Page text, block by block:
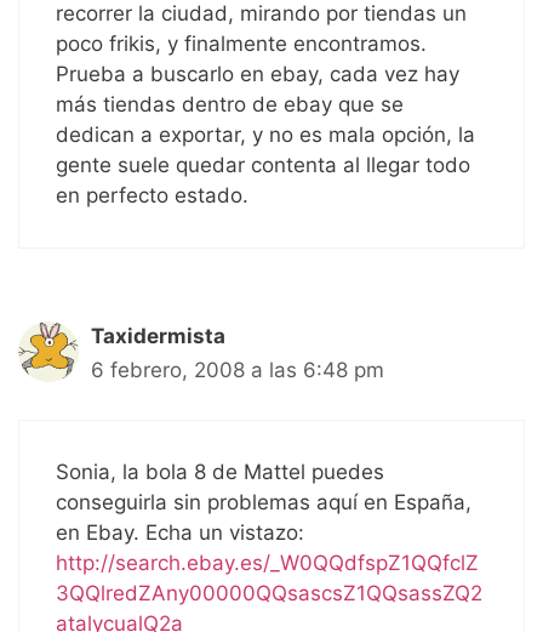
recorrer la ciudad, mirando por tiendas un
poco frikis, y finalmente encontramos.
Prueba a buscarlo en ebay, cada vez hay
más tiendas dentro de ebay que se
dedican a exportar, y no es mala opción, la
gente suele quedar contenta al llegar todo
en perfecto estado.
Taxidermista
6 febrero, 2008 a las 6:48 pm
Sonia, la bola 8 de Mattel puedes
conseguirla sin problemas aquí en España,
en Ebay. Echa un vistazo:
http://search.ebay.es/_W0QQdfspZ1QQfclZ
3QQlredZAny00000QQsascsZ1QQsassZQ2
atalycualQ2a